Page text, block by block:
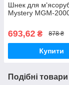
Шнек для
Mystery MGM-
693,62 ₴ 878 ₴
Купити
Подібні